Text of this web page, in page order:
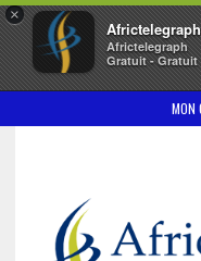
×
Africtelegraph
Africtelegraph
Gratuit - Gratuit
MON